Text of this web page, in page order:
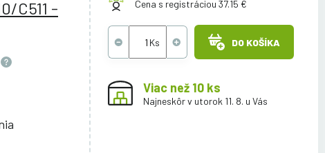
C511 -
Cena s registráciou 37.15 €
DO KOŠÍKA
Viac než 10 ks
Najneskôr v utorok 11. 8. u Vás